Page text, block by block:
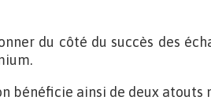
du côté du succès des
bénéficie ainsi de deux atouts